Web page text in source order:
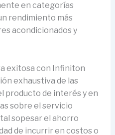
en categorías
rendimiento más
acondicionados y
exitosa con Infiniton
exhaustiva de las
producto de interés y en
sobre el servicio
sopesar el ahorro
de incurrir en costos o